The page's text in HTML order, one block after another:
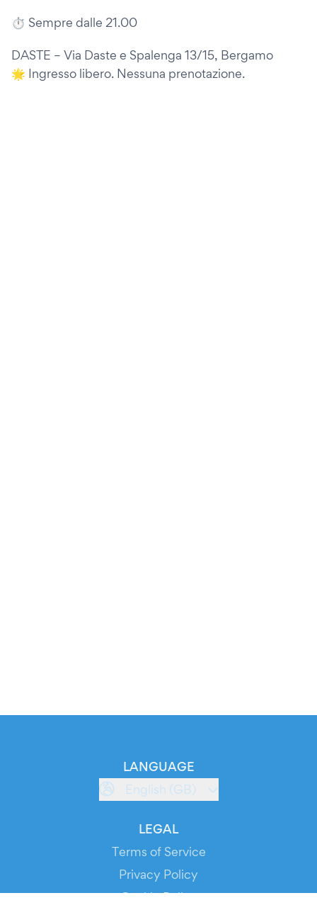
⏱️ Sempre dalle 21.00
DASTE – Via Daste e Spalenga 13/15, Bergamo
🌟 Ingresso libero. Nessuna prenotazione.
LANGUAGE
English (GB)
LEGAL
Terms of Service
Privacy Policy
Cookie Policy